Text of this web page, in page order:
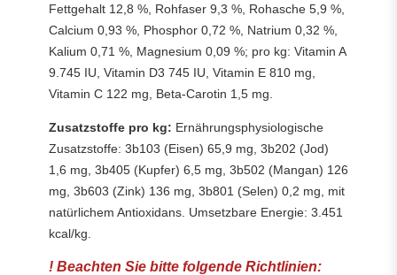
Fettgehalt 12,8 %, Rohfaser 9,3 %, Rohasche 5,9 %,
Calcium 0,93 %, Phosphor 0,72 %, Natrium 0,32 %,
Kalium 0,71 %, Magnesium 0,09 %; pro kg: Vitamin A
9.745 IU, Vitamin D3 745 IU, Vitamin E 810 mg,
Vitamin C 122 mg, Beta-Carotin 1,5 mg.
Zusatzstoffe pro kg: Ernährungsphysiologische
Zusatzstoffe: 3b103 (Eisen) 65,9 mg, 3b202 (Jod)
1,6 mg, 3b405 (Kupfer) 6,5 mg, 3b502 (Mangan) 126
mg, 3b603 (Zink) 136 mg, 3b801 (Selen) 0,2 mg, mit
natürlichem Antioxidans. Umsetzbare Energie: 3.451
kcal/kg.
! Beachten Sie bitte folgende Richtlinien: